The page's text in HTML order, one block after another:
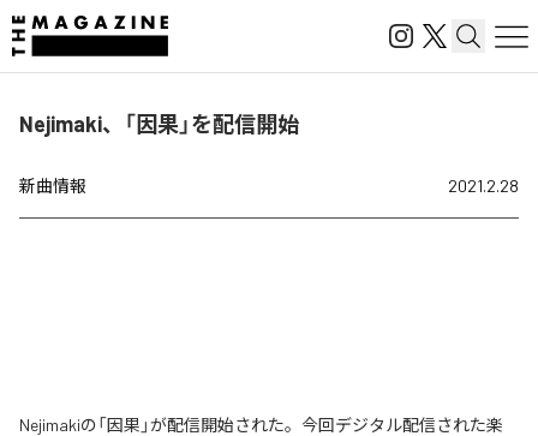
Nejimaki、「因果」を配信開始
新曲情報 2021.2.28
Nejimakiの「因果」が配信開始された。今回デジタル配信された楽